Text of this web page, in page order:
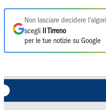
Non lasciare decidere
scegli
Il Tirreno
per le tue notizie su Google